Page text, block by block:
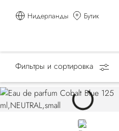
Нидерланды Бутик
Главная страница
Фильтры и сортировка
NEUTRAL